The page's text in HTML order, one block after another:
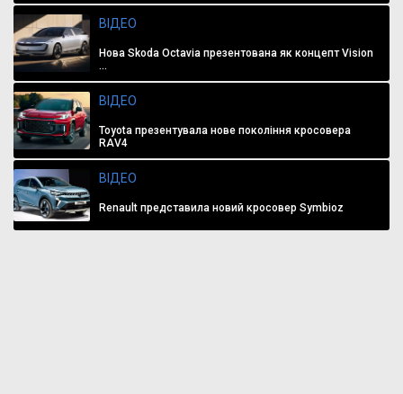
ВІДЕО
Нова Skoda Octavia презентована як концепт Vision
...
ВІДЕО
Toyota презентувала нове покоління кросовера
RAV4
ВІДЕО
Renault представила новий кросовер Symbioz